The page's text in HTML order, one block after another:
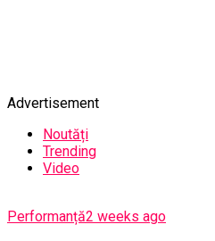
Advertisement
Noutăți
Trending
Video
Performanță2 weeks ago